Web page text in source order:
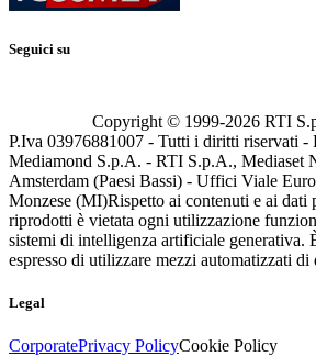
Seguici su
Copyright © 1999-2026 RTI
P.Iva 03976881007 - Tutti i diritti riservati -
Mediamond S.p.A. - RTI S.p.A., Mediaset
Amsterdam (Paesi Bassi) - Uffici Viale
Monzese (MI)Rispetto ai contenuti e ai dati
riprodotti è vietata ogni utilizzazione
sistemi di intelligenza artificiale generativa.
espresso di utilizzare mezzi automatizzati di
Legal
CorporatePrivacy PolicyCookie Policy